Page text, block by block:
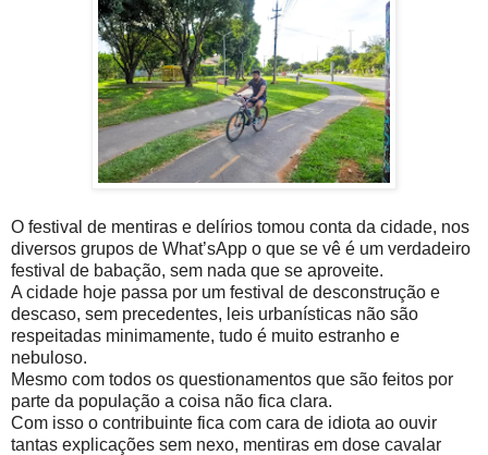
O festival de mentiras e delírios tomou conta da cidade, nos
diversos grupos de What’sApp o que se vê é um verdadeiro
festival de babação, sem nada que se aproveite.
A cidade hoje passa por um festival de desconstrução e
descaso, sem precedentes, leis urbanísticas não são
respeitadas minimamente, tudo é muito estranho e
nebuloso.
Mesmo com todos os questionamentos que são feitos por
parte da população a coisa não fica clara.
Com isso o contribuinte fica com cara de idiota ao ouvir
tantas explicações sem nexo, mentiras em dose cavalar